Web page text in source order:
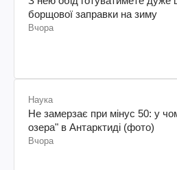
борщової заправки на зиму
Вчора
Наука
Не замерзає при мінус 50: у
озера" в Антарктиді (фото)
Вчора